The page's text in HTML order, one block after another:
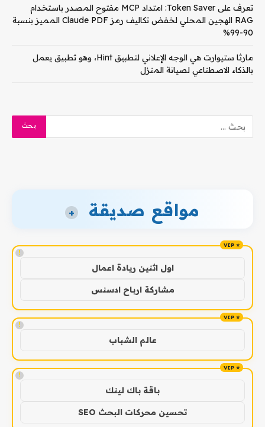
تعرف على Token Saver: امتداد MCP مفتوح المصدر باستخدام
RAG الهجين المحلي لخفض تكاليف رمز Claude PDF المميز بنسبة
90-99%
مارثا ستيوارت هي الوجه الإعلاني لتطبيق Hint، وهو تطبيق يعمل
بالذكاء الاصطناعي لصيانة المنزل
مواقع صديقة +
!
اول اثنين ريادة اعمال
مشاركة ارباح ادسنس
!
عالم الشباب
!
باقة باك لينك
تحسين محركات البحث SEO